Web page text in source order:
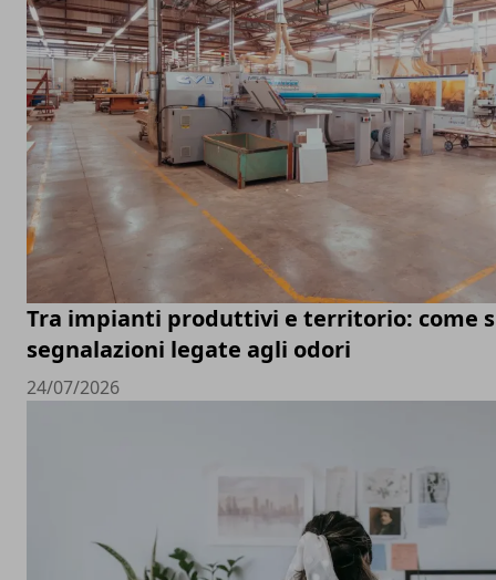
Tra impianti produttivi e territorio: come
segnalazioni legate agli odori
24/07/2026